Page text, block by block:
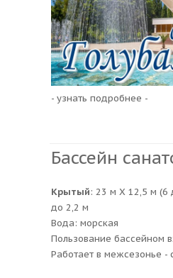
- узнать подробнее -
Бассейн
Крытый: 23 м Х 12,5 м (6
до 2,2 м
Вода: морская
Пользование бассейном
Работает в межсезонье -